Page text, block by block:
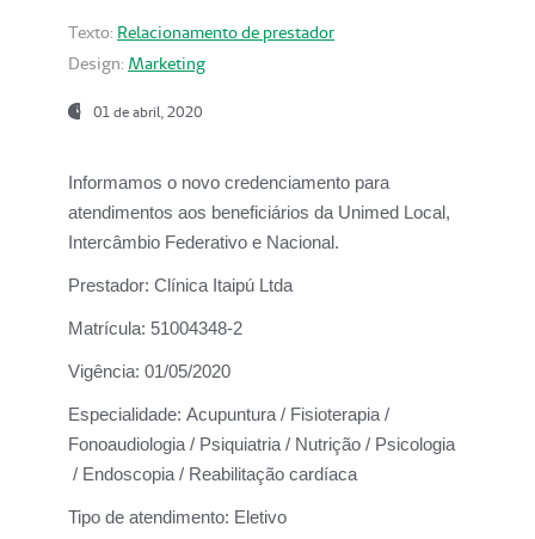
Texto: Relacionamento de prestador
Design: Marketing
01 de abril, 2020
Informamos o novo credenciamento para
atendimentos aos beneficiários da Unimed Local,
Intercâmbio Federativo e Nacional.
Prestador: Clínica Itaipú Ltda
Matrícula: 51004348-2
Vigência: 01/05/2020
Especialidade: Acupuntura / Fisioterapia /
Fonoaudiologia / Psiquiatria / Nutrição / Psicologia
/ Endoscopia / Reabilitação cardíaca
Tipo de atendimento: Eletivo